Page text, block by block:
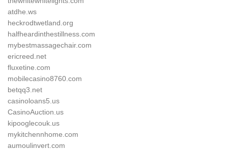
atdhe.ws
heckrodtwetland.org
halfheardinthestillness.com
mybestmassagechair.com
ericreed.net
fluxetine.com
mobilecasino8760.com
betqq3.net
casinoloans5.us
CasinoAuction.us
kipooglecouk.us
mykitchennhome.com
aumoulinvert.com